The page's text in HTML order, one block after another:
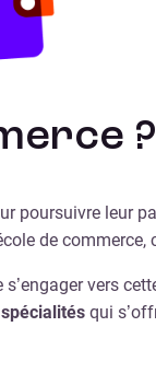
?
poursuivre leur
de commerce,
vers
spécialités qui